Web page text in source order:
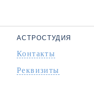
АСТРОСТУДИЯ
Контакты
Реквизиты